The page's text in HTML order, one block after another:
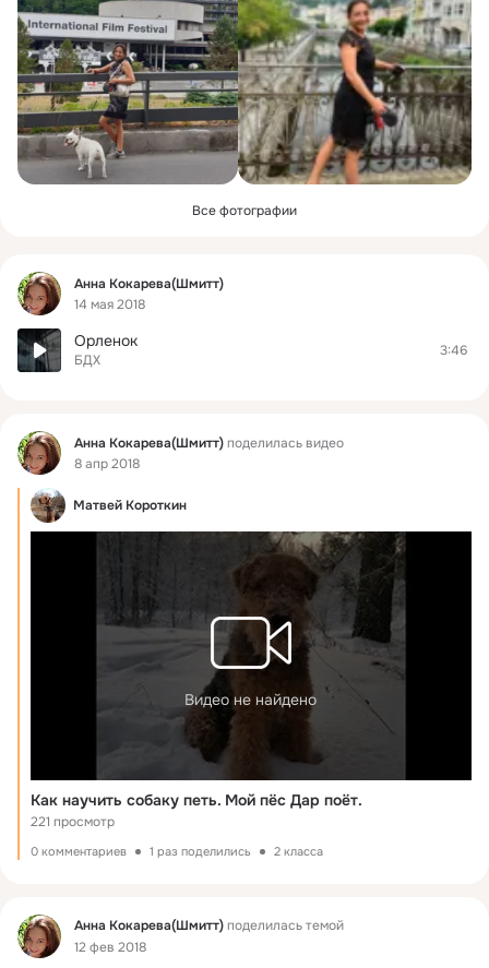
Все фотографии
Фид
Анна Кокарева(Шмитт)
14 мая 2018
Орленок
БДХ
3:46
Фид Анна Кокарева(Шмитт)поделилась видео
8 апр 2018
Матвей Короткин
Видео не найдено
Как научить собаку петь. Мой пёс Дар поёт.
221 просмотр
0 комментариев 1 раз поделились 2 класса
Фид Анна Кокарева(Шмитт)поделилась темой
12 фев 2018